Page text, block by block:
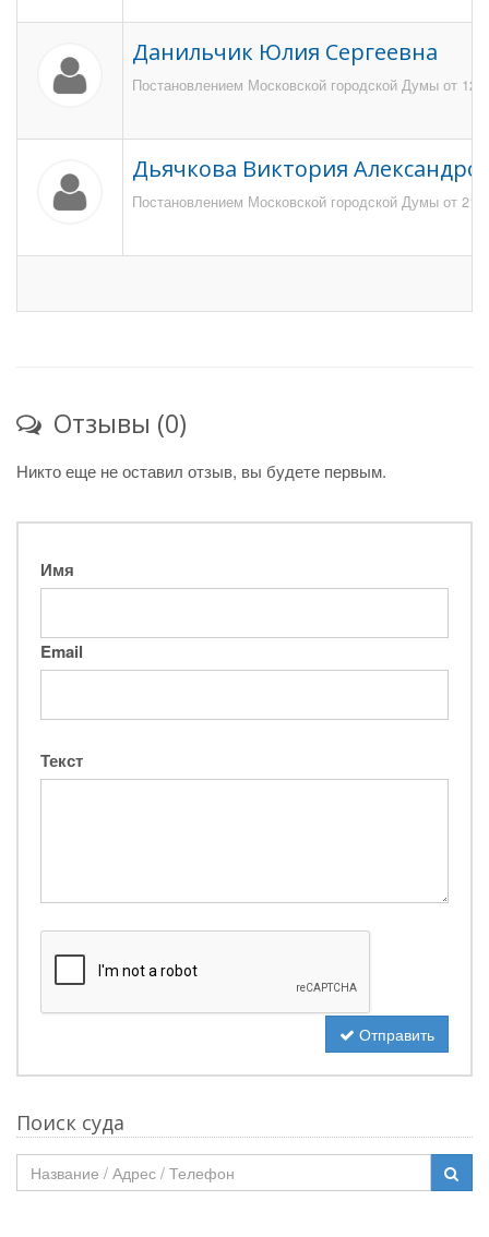
Данильчик Юлия Сергеевна
Постановлением Московской городской Думы от
Дьячкова Виктория
Постановлением Московской городской Думы от 21
Отзывы (0)
Никто еще не оставил отзыв, вы будете первым.
Имя
Email
Текст
Отправить
Поиск суда